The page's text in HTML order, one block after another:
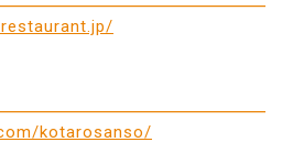
kotarosanso/